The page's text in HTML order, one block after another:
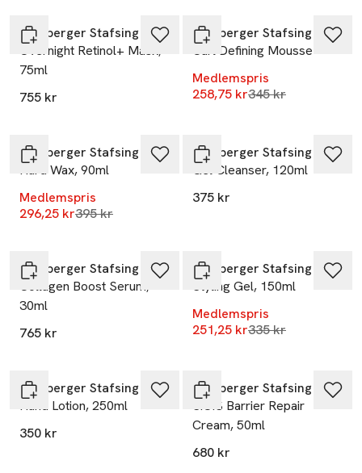
Lernberger Stafsing
Overnight Retinol+ Mask,
75ml
755 kr
Lernberger Stafsing
Curl Defining Mousse
Medlemspris
258,75 krLägsta pris 30
345 kr
Lernberger Stafsing
Hard Wax, 90ml
Medlemspris
296,25 krLägsta pris 30 dagar
395 kr
Lernberger Stafsing
Gel Cleanser, 120ml
375 kr
Lernberger Stafsing
Collagen Boost Serum,
30ml
765 kr
Lernberger Stafsing
Styling Gel, 150ml
Medlemspris
251,25 krLägsta pris 30
335 kr
Lernberger Stafsing
Hand Lotion, 250ml
350 kr
Lernberger Stafsing
S.O.S Barrier Repair
Cream, 50ml
680 kr